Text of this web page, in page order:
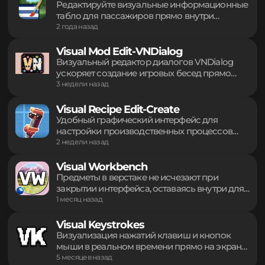
проведения обрядов внутри игры.
Сохранение данных в формате дата-паков
делает управление игровыми процессами
быстрым и интуитивно понятным.
инструментария для сценаристов.
Используйте персональные скрипты на
языке Python для реализации разветвленных
диалогов, спрайтовой графики и
отслеживания игровых переменных.
Взаимодействуйте с мобами через ключевые
слова для запуска повествования. Простая
превращает мир в полноценную визуальную
новеллу.
9 месяцев назад
Visual PIDS Editor
Редактируйте визуальные информационные
табло для пассажиров прямо внутри
игрового интерфейса. Управляйте
шаблонами дисплеев, просматривайте
переключайтесь между загруженными
пакетами ресурсов через системные
настройки. Упрощенная настройка
графических параметров JCM без
быстро оформить станции и поезда с
максимальным удобством.
2 года назад
Визуальный редактор диалогов VNDialog
ускоряет создание игровых бесед прямо
внутри интерфейса. Управляйте нодами,
настраивайте立绘 (портреты), звуковые
единое окно. Интегрируйте переводы,
связывайте ветки сюжета и тестируйте
сценарии без выхода из игры. Инструмент
поддерживает сохранение форматов JSON и
ваших сборок.
3 недели назад
Удобный графический интерфейс для
настройки производственных процессов
Create. Редактируйте рецепты прессования,
смешивания, дробления и других механик в
обработки, меняйте количество
ингредиентов, время цикла и шансы
выпадения. Отключайте ненужные рецепты
через менеджер. Все изменения
2 недели назад
Visual Workbench
Предметы в верстаке не исчезают при
закрытии интерфейса, оставаясь внутри для
удобства и наглядности. Ингредиенты и
1 месяц назад